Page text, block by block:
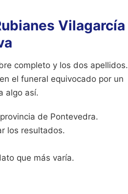
Vilagarcía
completo y los dos apellidos.
el funeral equivocado por un
algo así.
de Pontevedra.
los resultados.
que más varía.